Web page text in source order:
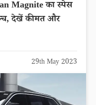
का स्पेस
देखें कीमत और
29th May 2023